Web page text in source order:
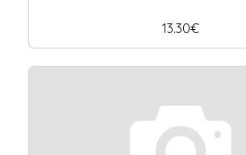
13.30€